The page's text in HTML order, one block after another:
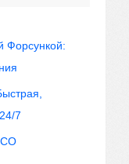
Форсункой:
7